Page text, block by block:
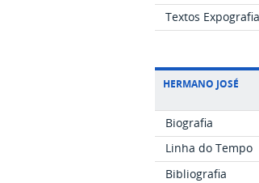
Textos Expografia
HERMANO JOSÉ
Biografia
Linha do Tempo
Bibliografia